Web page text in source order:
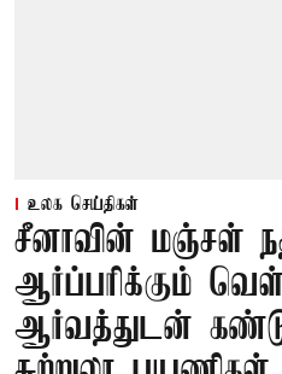
உலக செய்திகள்
சீனாவின் மஞ்சள்
ஆர்ப்பரிக்கும்
ஆர்வத்துடன் கண்டு